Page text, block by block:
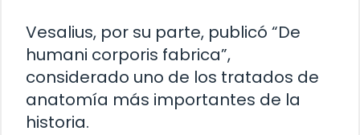
Vesalius, por su parte, publicó “De
humani corporis fabrica”,
considerado uno de los tratados de
anatomía más importantes de la
historia.